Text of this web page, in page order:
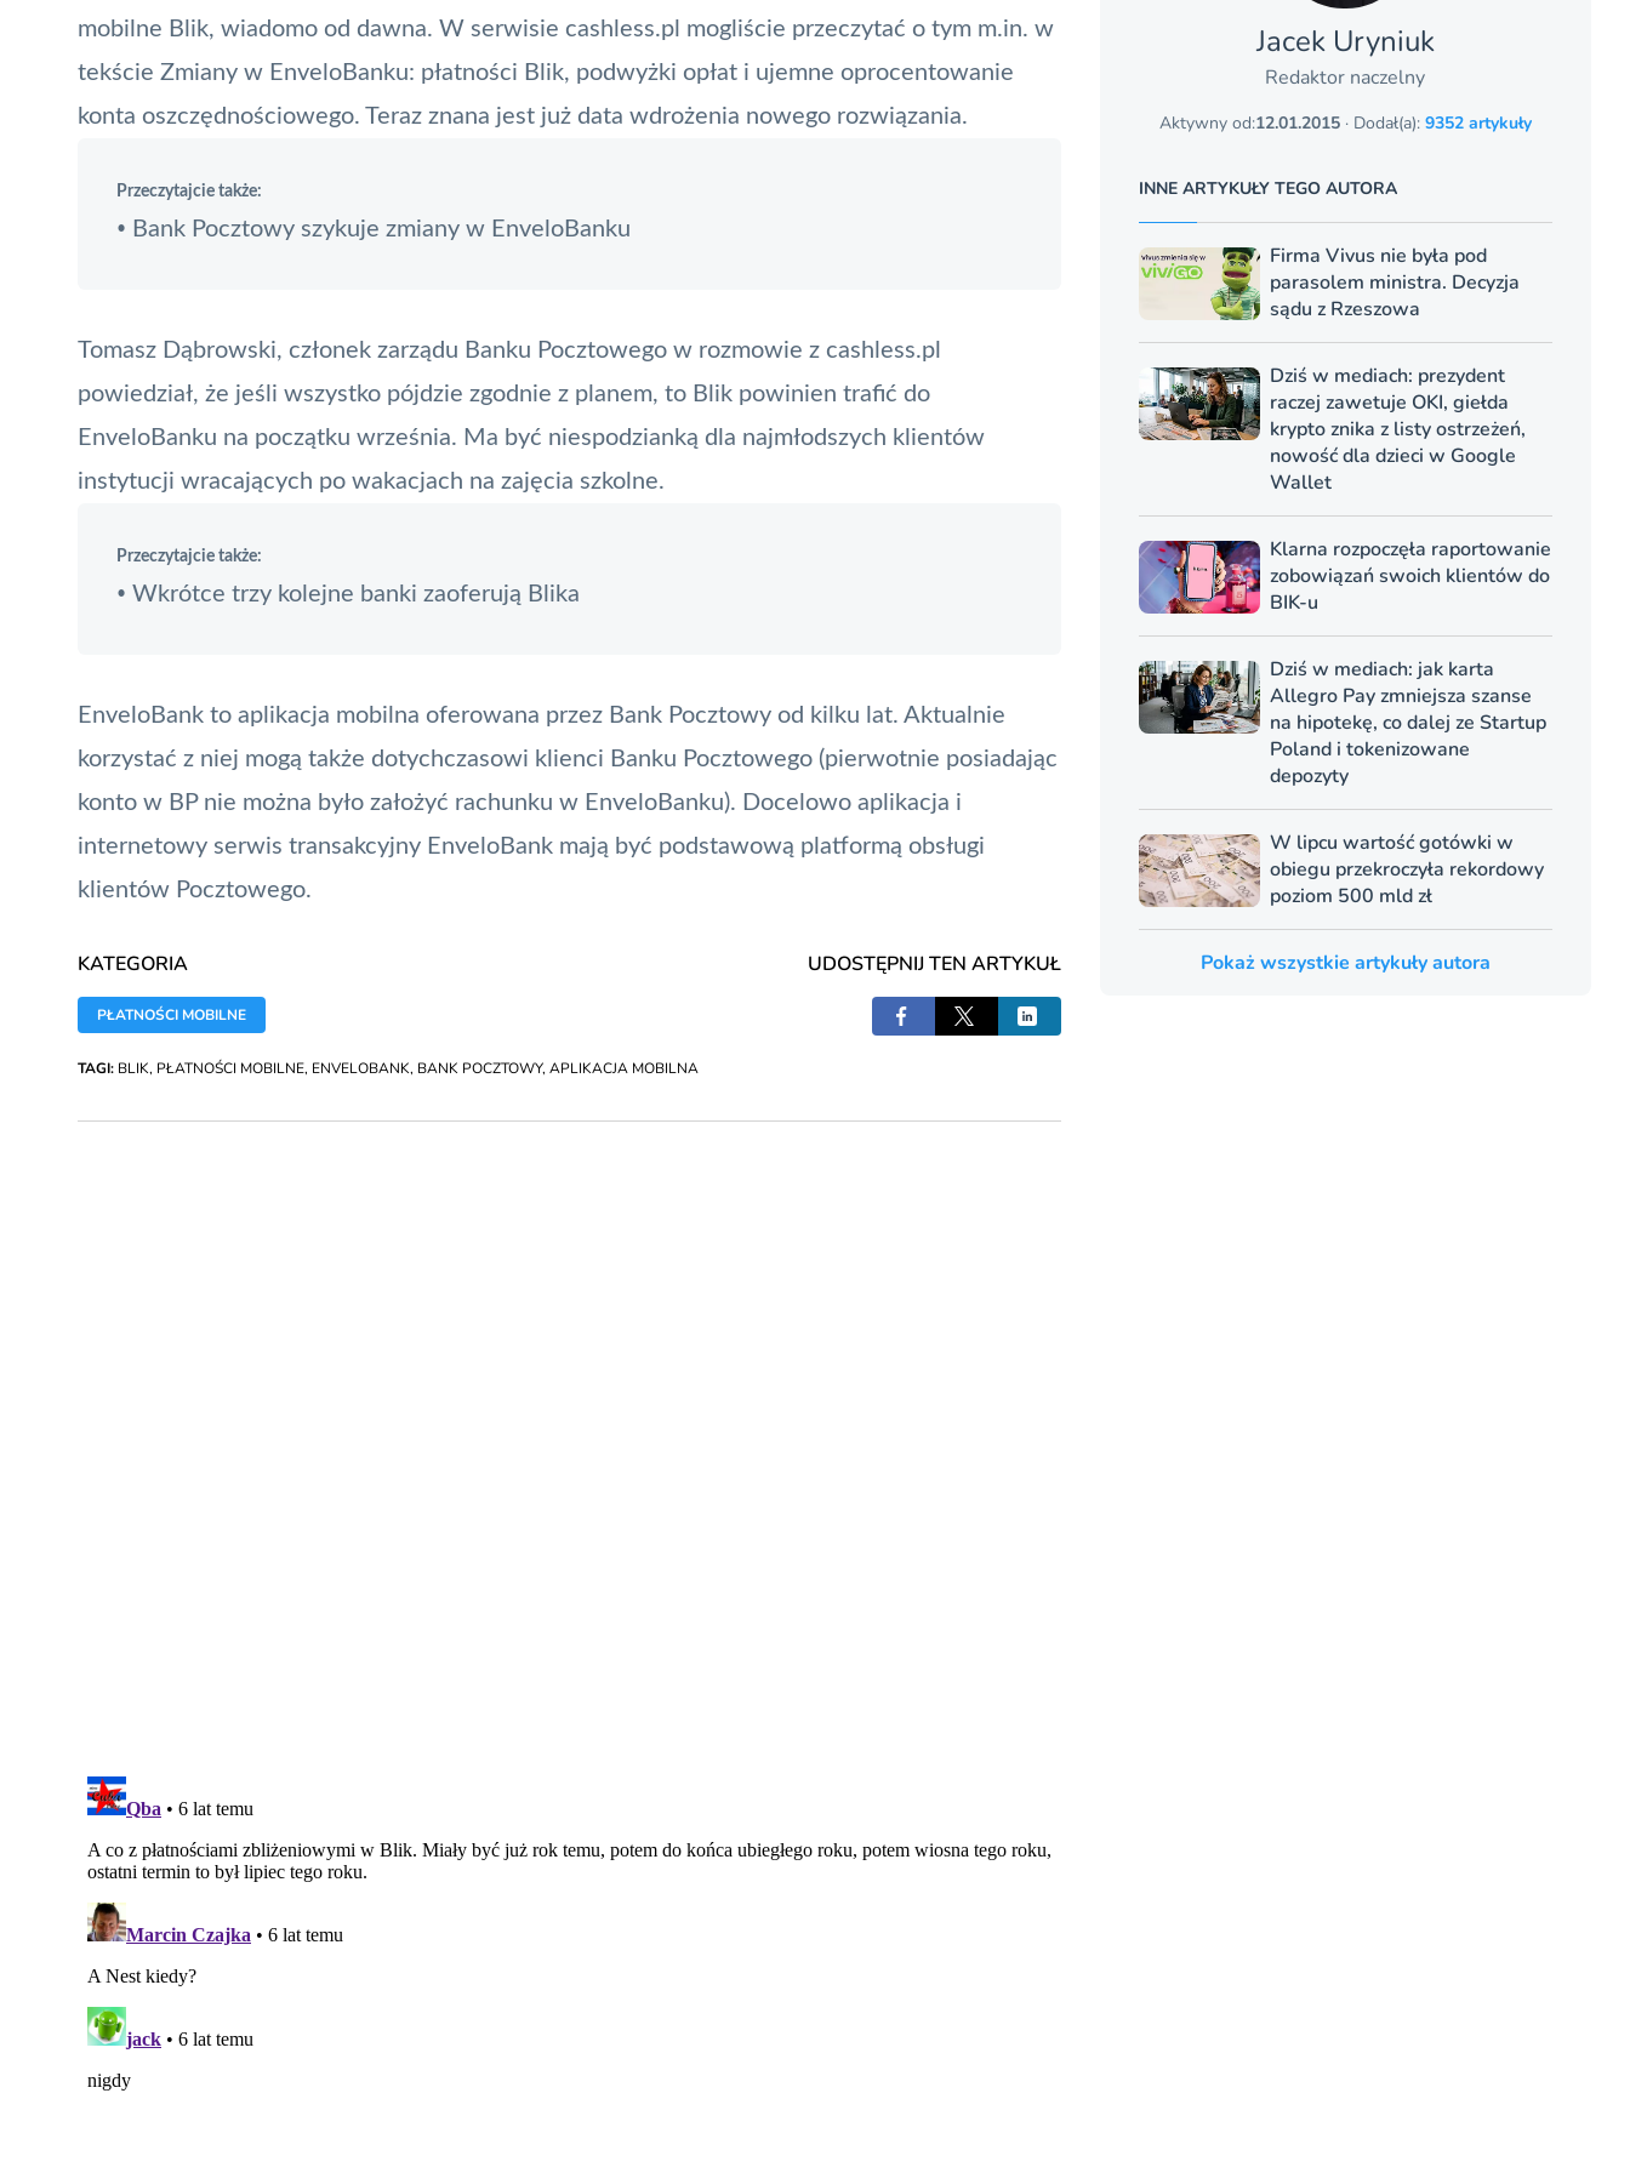
mobilne Blik, wiadomo od dawna. W serwisie cashless.pl mogliście przeczytać o tym m.in. w
tekście Zmiany w EnveloBanku: płatności Blik, podwyżki opłat i ujemne oprocentowanie
konta oszczędnościowego. Teraz znana jest już data wdrożenia nowego rozwiązania.
Przeczytajcie także:
• Bank Pocztowy szykuje zmiany w EnveloBanku
Tomasz Dąbrowski, członek zarządu Banku Pocztowego w rozmowie z cashless.pl
powiedział, że jeśli wszystko pójdzie zgodnie z planem, to Blik powinien trafić do
EnveloBanku na początku września. Ma być niespodzianką dla najmłodszych klientów
instytucji wracających po wakacjach na zajęcia szkolne.
Przeczytajcie także:
• Wkrótce trzy kolejne banki zaoferują Blika
EnveloBank to aplikacja mobilna oferowana przez Bank Pocztowy od kilku lat. Aktualnie
korzystać z niej mogą także dotychczasowi klienci Banku Pocztowego (pierwotnie posiadając
konto w BP nie można było założyć rachunku w EnveloBanku). Docelowo aplikacja i
internetowy serwis transakcyjny EnveloBank mają być podstawową platformą obsługi
klientów Pocztowego.
KATEGORIA
PŁATNOŚCI MOBILNE
UDOSTĘPNIJ TEN ARTYKUŁ
TAGI: BLIK, PŁATNOŚCI MOBILNE, ENVELOBANK, BANK POCZTOWY, APLIKACJA MOBILNA
Jacek Uryniuk
Redaktor naczelny
Aktywny od:12.01.2015· Dodał(a): 9352 artykuły
INNE ARTYKUŁY TEGO AUTORA
Firma Vivus nie była pod
parasolem ministra. Decyzja
sądu z Rzeszowa
Dziś w mediach: prezydent
raczej zawetuje OKI, giełda
krypto znika z listy ostrzeżeń,
nowość dla dzieci w Google
Wallet
Klarna rozpoczęła raportowanie
zobowiązań swoich klientów do
BIK-u
Dziś w mediach: jak karta
Allegro Pay zmniejsza szanse
na hipotekę, co dalej ze Startup
Poland i tokenizowane
depozyty
W lipcu wartość gotówki w
obiegu przekroczyła rekordowy
poziom 500 mld zł
Pokaż wszystkie artykuły autora